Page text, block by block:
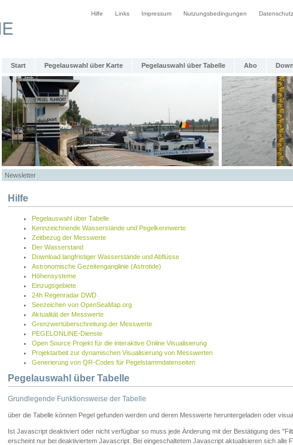
Hilfe Links Impressum Nutzungsbedingungen
Start Pegelauswahl über Karte Pegelauswahl über Tabelle Abo
Newsletter
Hilfe
Pegelauswahl über Tabelle
Kennzeichnende Wasserstände und Pegelkennwerte
Zeitbezug der Messwerte
Der Wasserstand
Download langfristiger Wasserstände und Abflüsse
Astronomische Gezeitenganglinie (Astrotide)
Höhensysteme
Einzugsgebiete
24h Regenradar DWD
Seezeichen von OpenSeaMap.org
Aktualität der Messwerte
Grenzwertüberschreitung der Messwerte
PEGELONLINE-Dienste
Open Source Projekt für die interaktive Online Visualisierung
Projektarbeit zur dynamischen Visualisierung von Messwerten
Generierung von QR-Codes für Pegelstammdatenseiten
Pegelauswahl über Tabelle
Grundlegende Funktionsweise der Tabelle
über die Tabelle können Pegel gefunden werden und deren Messwerte heruntergeladen oder
Ist Javascript deaktiviert oder nicht verfügbar so muss jede Änderung mit der Bestätigung des
erscheint nur bei deaktiviertem Javascript. Bei eingeschaltetem Javascript aktualisieren sich alle